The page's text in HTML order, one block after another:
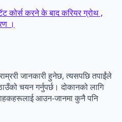
कोर्स करने के बाद करियर ग्रोथ ,
।
जानकारी हुनेछ, त्यसपछि तपाईंले
चयन गर्नुपर्छ। दोकानको लागि
आउन-जानमा कुनै पनि